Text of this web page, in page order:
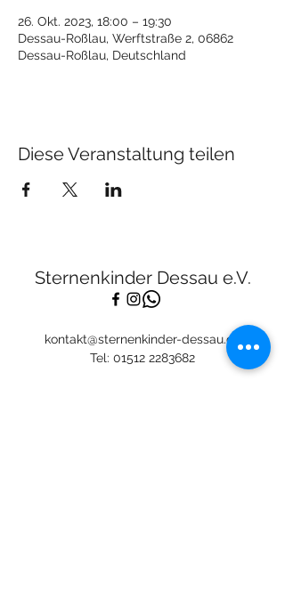
26. Okt. 2023, 18:00 – 19:30
Dessau-Roßlau, Werftstraße 2, 06862
Dessau-Roßlau, Deutschland
Diese Veranstaltung teilen
Sternenkinder Dessau e.V.
Tel: 01512 2283682
kontakt@sternenkinder-dessau.de